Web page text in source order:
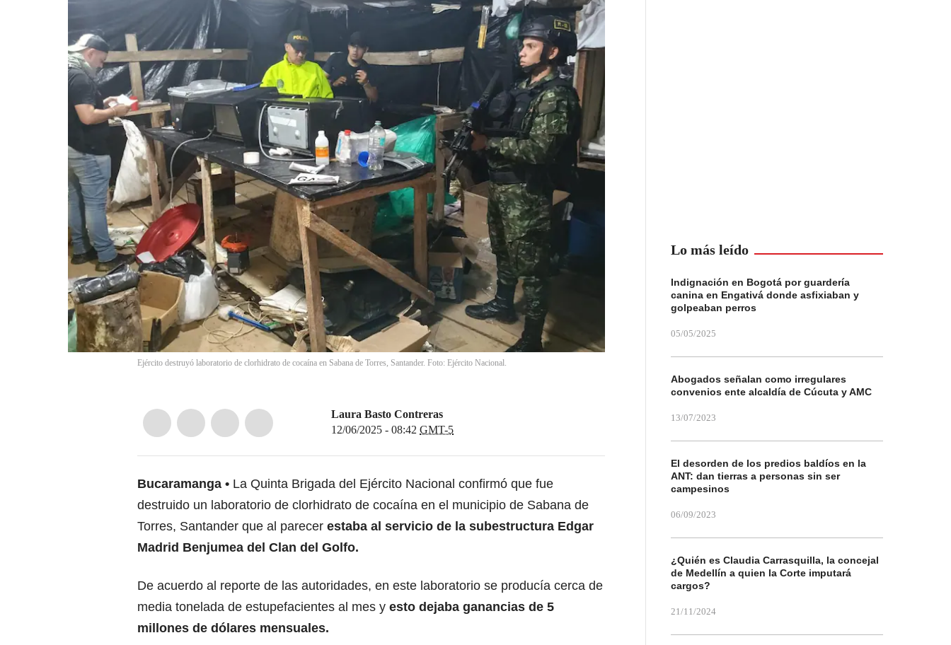
Ejército destruyó laboratorio de clorhidrato de cocaína en Sabana de Torres, Santander. Foto: Ejército Nacional.
Laura Basto Contreras
12/06/2025 - 08:42 GMT-5
Bucaramanga
La Quinta Brigada del Ejército Nacional confirmó que fue
destruido un laboratorio de clorhidrato de cocaína en el municipio de Sabana de
Torres, Santander que al parecer estaba al servicio de la subestructura Edgar
Madrid Benjumea del Clan del Golfo.
De acuerdo al reporte de las autoridades, en este laboratorio se producía cerca de
media tonelada de estupefacientes al mes y esto dejaba ganancias de 5
millones de dólares mensuales.
Lo más leído
Indignación en Bogotá por guardería
canina en Engativá donde asfixiaban y
golpeaban perros
05/05/2025
Abogados señalan como irregulares
convenios ente alcaldía de Cúcuta y AMC
13/07/2023
El desorden de los predios baldíos en la
ANT: dan tierras a personas sin ser
campesinos
06/09/2023
¿Quién es Claudia Carrasquilla, la concejal
de Medellín a quien la Corte imputará
cargos?
21/11/2024